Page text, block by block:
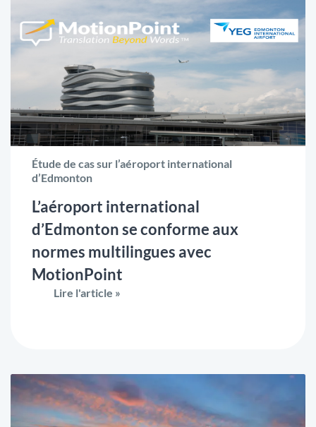
Étude de cas sur l’aéroport international
d’Edmonton
L’aéroport international
d’Edmonton se conforme aux
normes multilingues avec
MotionPoint
Lire l'article »